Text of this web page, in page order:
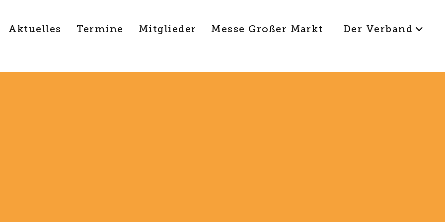
Aktuelles Termine Mitglieder Messe Großer Markt Der Verband